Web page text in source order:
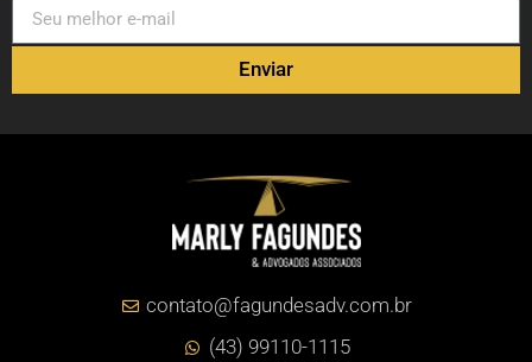
Enviar
contato@fagundesadv.com.br
(43) 99110-1115